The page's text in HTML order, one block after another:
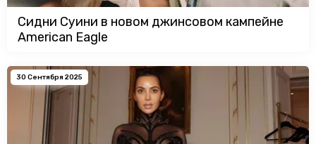
Сидни Суини в новом джинсовом кампейне
American Eagle
30 Сентября 2025